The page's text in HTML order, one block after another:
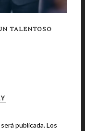
TALENTOSO
publicada.Los